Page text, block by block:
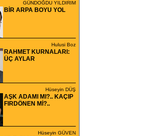
GÜNDOĞDU YILDIRIM
BİR ARPA BOYU YOL
Hulusi Boz
RAHMET KURNALARI:
ÜÇ AYLAR
Hüseyin DÜŞ
AŞK ADAMI MI?.. KAÇIP
FIRDÖNEN Mİ?..
Hüseyin GÜVEN